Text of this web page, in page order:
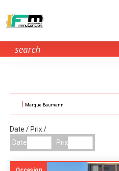
search
Marque Baumann
Date / Prix/
Date
Prix